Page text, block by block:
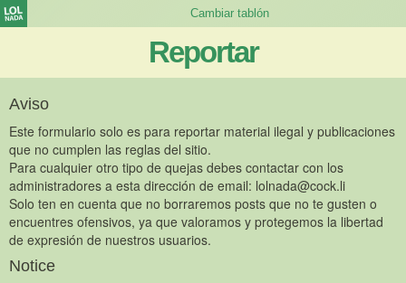
Reportar
Aviso
Este formulario solo es para reportar material ilegal y publicaciones
que no cumplen las reglas del sitio.
Para cualquier otro tipo de quejas debes contactar con los
administradores a esta dirección de email: lolnada@cock.li
Solo ten en cuenta que no borraremos posts que no te gusten o
encuentres ofensivos, ya que valoramos y protegemos la libertad
de expresión de nuestros usuarios.
Notice